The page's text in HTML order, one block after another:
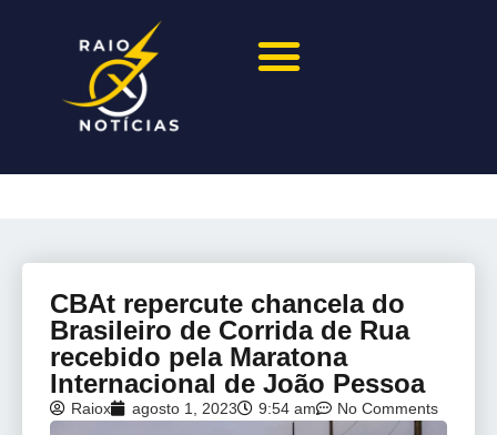
CBAt repercute chancela do
Brasileiro de Corrida de Rua
recebido pela Maratona
Internacional de João Pessoa
Raiox agosto 1, 2023 9:54 am No Comments